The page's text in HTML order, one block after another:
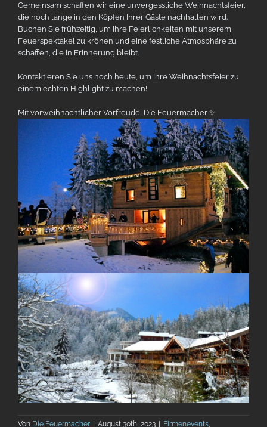
Gemeinsam schaffen wir eine unvergessliche Weihnachtsfeier,
die noch lange in den Köpfen Ihrer Gäste nachhallen wird.
Buchen Sie frühzeitig, um Ihre Feierlichkeiten mit unserem
Feuerspektakel zu krönen und eine festliche Atmosphäre zu
schaffen, die in Erinnerung bleibt.
Kontaktieren Sie uns noch heute, um Ihre Weihnachtsfeier zu
einem echten Highlight zu machen!
Mit vorweihnachtlicher Vorfreude, Die Feuermacher ✨
Von Die Feuermacher August 30th, 2023 Firmenevents,